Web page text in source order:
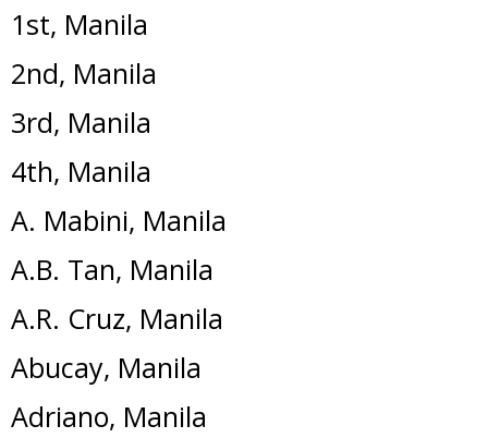
1st, Manila
2nd, Manila
3rd, Manila
4th, Manila
A. Mabini, Manila
A.B. Tan, Manila
A.R. Cruz, Manila
Abucay, Manila
Adriano, Manila